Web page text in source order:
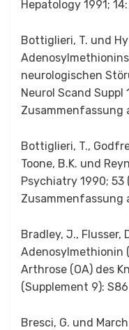
Hepatology 1991;
Bottiglieri, T. und
neurologischen
Neurol Scand Suppl
Zusammenfassung
Bottiglieri, T.,
Toone, B.K. und
Psychiatry 1990; 53
Zusammenfassung
Bradley, J., Flusser,
Adenosylmethionin
Arthrose (OA) des
(Supplement 9):
Bresci, G. und